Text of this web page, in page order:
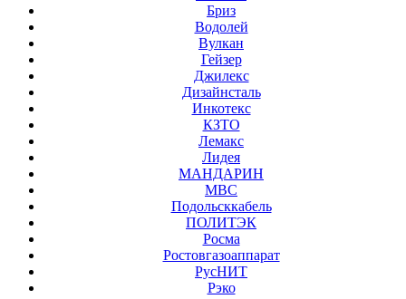
Бриз
Водолей
Вулкан
Гейзер
Джилекс
Дизайнсталь
Инкотекс
КЗТО
Лемакс
Лидея
МАНДАРИН
МВС
Подольсккабель
ПОЛИТЭК
Росма
Ростовгазоаппарат
РусНИТ
Рэко